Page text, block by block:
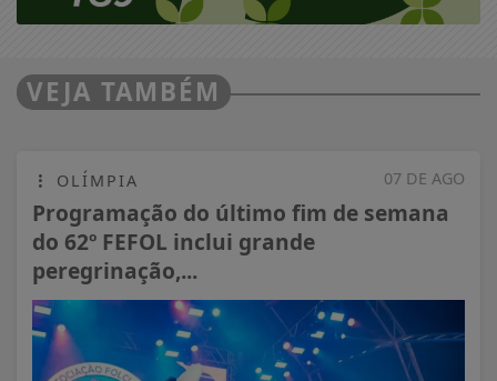
VEJA TAMBÉM
07 DE AGO
OLÍMPIA
Programação do último fim de semana
do 62º FEFOL inclui grande
peregrinação,...